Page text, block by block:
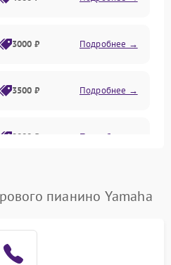
3000 ₽ Подробнее →
3500 ₽ Подробнее →
2800 ₽ Подробнее →
пианино Yamaha